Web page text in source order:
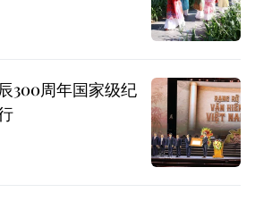
300周年国家级纪